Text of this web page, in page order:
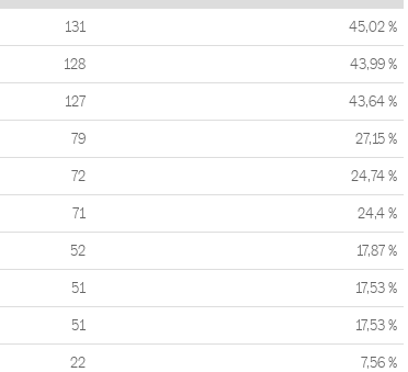
131 45,02 %
128 43,99 %
127 43,64 %
79 27,15 %
72 24,74 %
71 24,4 %
52 17,87 %
51 17,53 %
51 17,53 %
22 7,56 %